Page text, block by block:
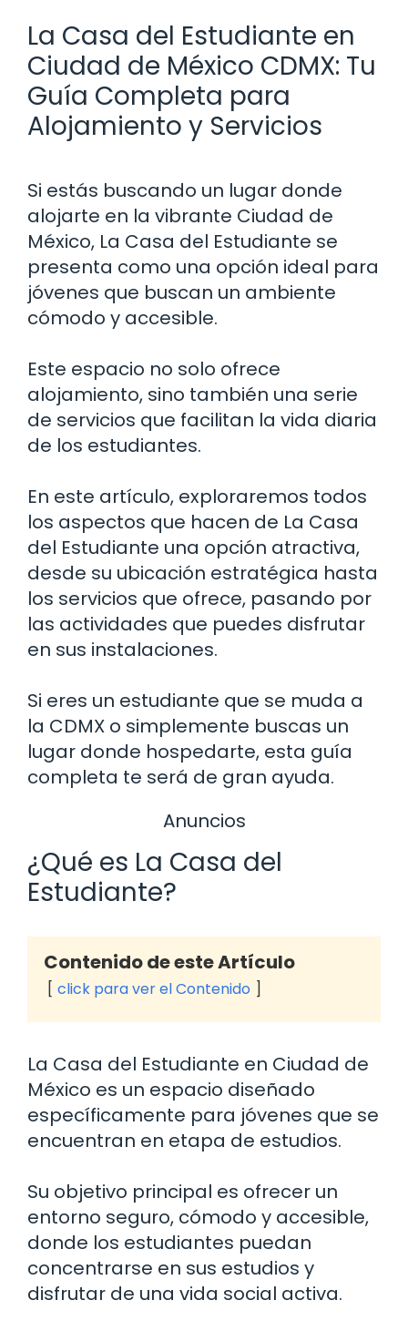
La Casa del Estudiante en
Ciudad de México CDMX: Tu
Guía Completa para
Alojamiento y Servicios
Si estás buscando un lugar donde
alojarte en la vibrante Ciudad de
México, La Casa del Estudiante se
presenta como una opción ideal para
jóvenes que buscan un ambiente
cómodo y accesible.
Este espacio no solo ofrece
alojamiento, sino también una serie
de servicios que facilitan la vida diaria
de los estudiantes.
En este artículo, exploraremos todos
los aspectos que hacen de La Casa
del Estudiante una opción atractiva,
desde su ubicación estratégica hasta
los servicios que ofrece, pasando por
las actividades que puedes disfrutar
en sus instalaciones.
Si eres un estudiante que se muda a
la CDMX o simplemente buscas un
lugar donde hospedarte, esta guía
completa te será de gran ayuda.
Anuncios
¿Qué es La Casa del
Estudiante?
Contenido de este Artículo
click para ver el Contenido
La Casa del Estudiante en Ciudad de
México es un espacio diseñado
específicamente para jóvenes que se
encuentran en etapa de estudios.
Su objetivo principal es ofrecer un
entorno seguro, cómodo y accesible,
donde los estudiantes puedan
concentrarse en sus estudios y
disfrutar de una vida social activa.